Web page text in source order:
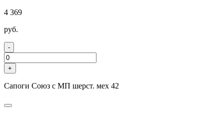
4 369
руб.
-
+
Сапоги Союз с МП шерст. мех 42